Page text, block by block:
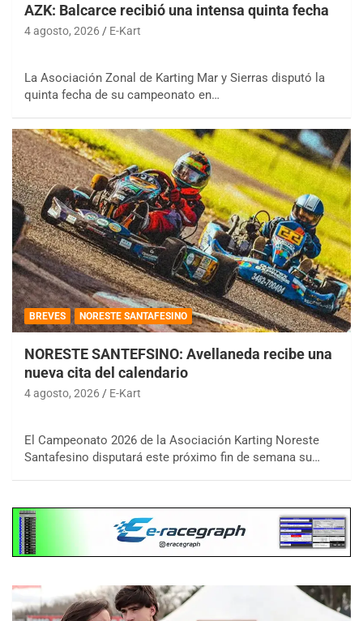
AZK: Balcarce recibió una intensa quinta fecha
4 agosto, 2026 E-Kart
La Asociación Zonal de Karting Mar y Sierras disputó la
quinta fecha de su campeonato en…
BREVES NORESTE SANTAFESINO
NORESTE SANTEFSINO: Avellaneda recibe una
nueva cita del calendario
4 agosto, 2026 E-Kart
El Campeonato 2026 de la Asociación Karting Noreste
Santafesino disputará este próximo fin de semana su…